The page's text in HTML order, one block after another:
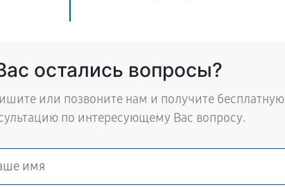
остались вопросы?
или позвоните нам и получите бесплатную
по интересующему Вас вопросу.